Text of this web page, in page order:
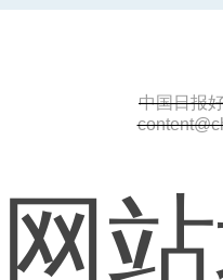
中国日报
网